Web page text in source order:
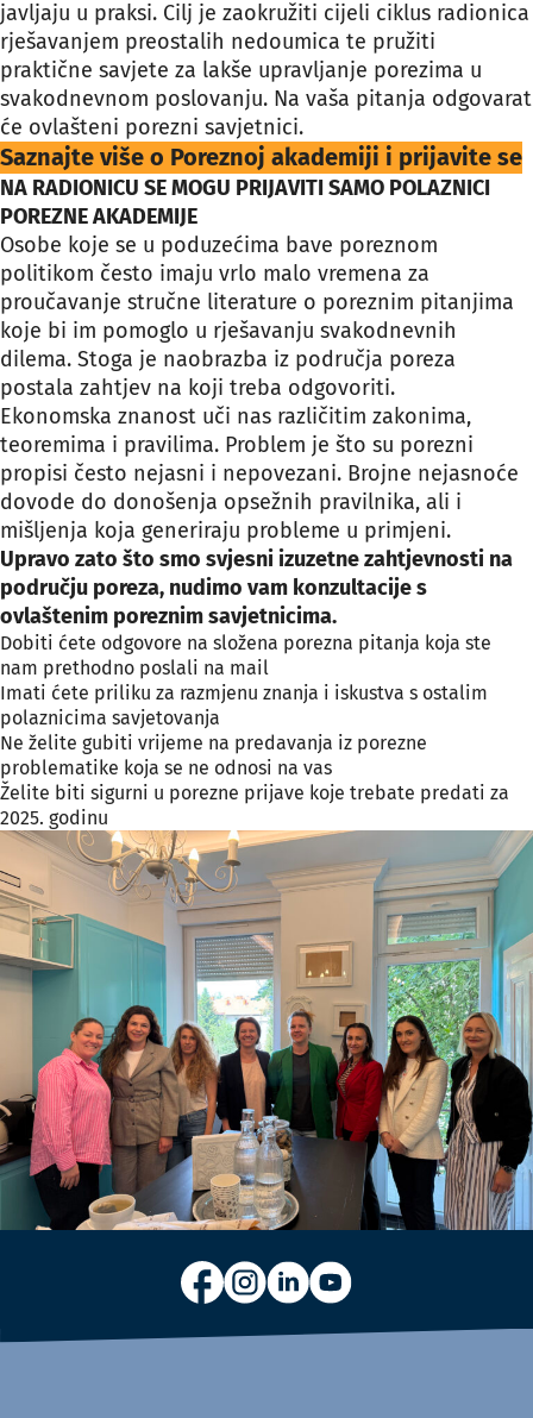
javljaju u praksi. Cilj je zaokružiti cijeli ciklus radionica
rješavanjem preostalih nedoumica te pružiti
praktične savjete za lakše upravljanje porezima u
svakodnevnom poslovanju. Na vaša pitanja odgovarat
će ovlašteni porezni savjetnici.
Saznajte više o Poreznoj akademiji i prijavite se
NA RADIONICU SE MOGU PRIJAVITI SAMO POLAZNICI
POREZNE AKADEMIJE
Osobe koje se u poduzećima bave poreznom
politikom često imaju vrlo malo vremena za
proučavanje stručne literature o poreznim pitanjima
koje bi im pomoglo u rješavanju svakodnevnih
dilema. Stoga je naobrazba iz područja poreza
postala zahtjev na koji treba odgovoriti.
Ekonomska znanost uči nas različitim zakonima,
teoremima i pravilima. Problem je što su porezni
propisi često nejasni i nepovezani. Brojne nejasnoće
dovode do donošenja opsežnih pravilnika, ali i
mišljenja koja generiraju probleme u primjeni.
Upravo zato što smo svjesni izuzetne zahtjevnosti na
području poreza, nudimo vam konzultacije s
ovlaštenim poreznim savjetnicima.
Dobiti ćete odgovore na složena porezna pitanja koja ste
nam prethodno poslali na mail
Imati ćete priliku za razmjenu znanja i iskustva s ostalim
polaznicima savjetovanja
Ne želite gubiti vrijeme na predavanja iz porezne
problematike koja se ne odnosi na vas
Želite biti sigurni u porezne prijave koje trebate predati za
2025. godinu